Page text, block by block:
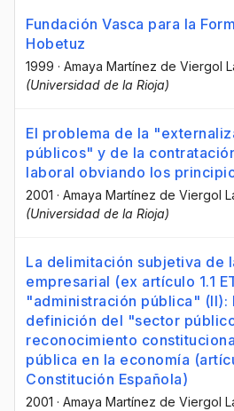
Fundación Vasca para la
Hobetuz
1999 · Amaya Martínez de Viergol
(Universidad de la Rioja)
El problema de la
públicos" y de la
laboral obviando los
2001 · Amaya Martínez de Viergol
(Universidad de la Rioja)
La delimitación subjetiva de
empresarial (ex artículo 1.1
"administración pública" (II):
definición del "sector
reconocimiento
pública en la economía
Constitución Española)
2001 · Amaya Martínez de Viergol